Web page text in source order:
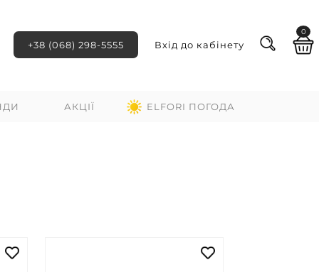
+38 (068) 298-5555 Вхід до кабінету
0
АКЦІЇ ELFORI ПОГОДА